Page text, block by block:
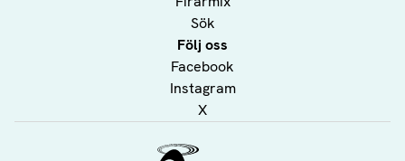
Sök
Följ oss
Facebook
Instagram
X